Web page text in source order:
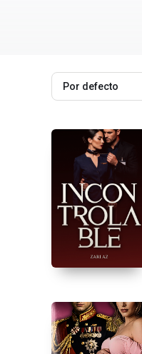
Por defecto